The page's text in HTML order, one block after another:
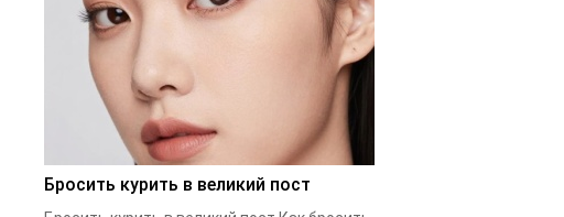
Бросить курить в великий пост